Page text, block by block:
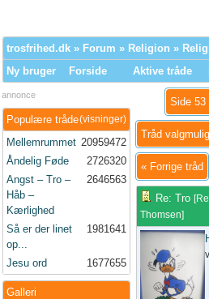
trosfrihed.dk » Forum » Religion »
Ny bruger
Forside Aktive tråde
annonce
(visninger)
Populære tråde
Mellemrummet 20959472
Åndelig Føde
2726320
Angst – Tro –
Håb –
Kærlighed
2646563
Så er der linet
op...
1981641
Jesu ord 1677655
Galleri
Side 53
Tråd
« Forrige tråd
Re: Tro [
Thomsen]